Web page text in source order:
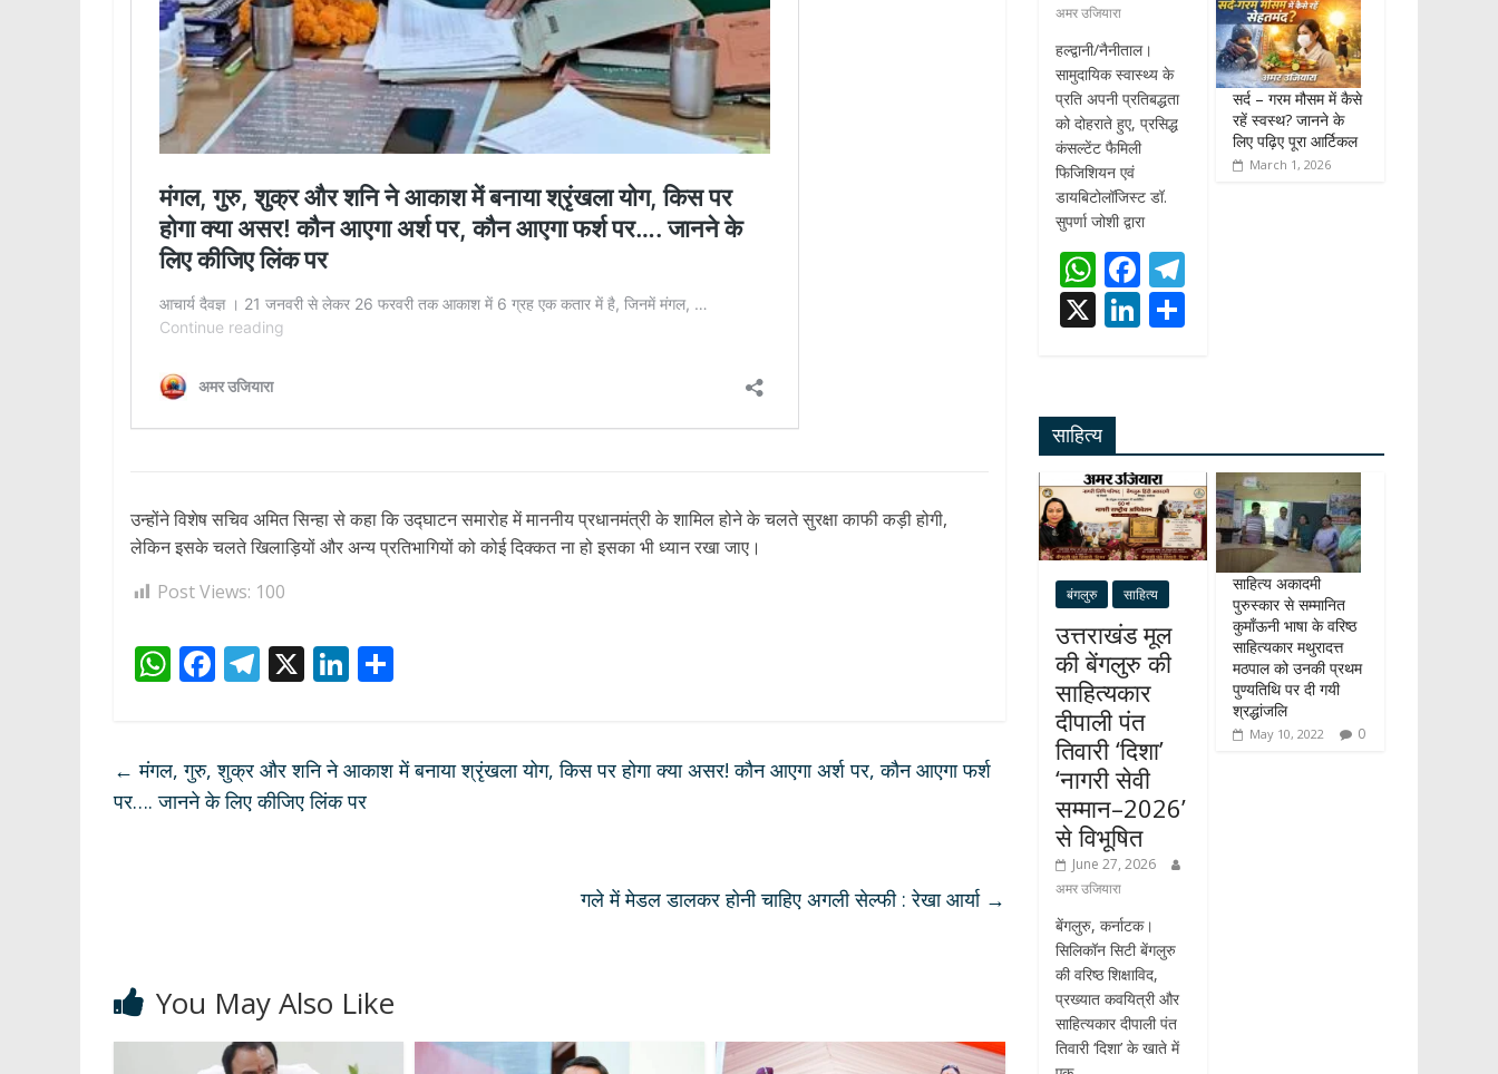
उन्होंने विशेष सचिव अमित सिन्हा से कहा कि उद्घाटन समारोह में माननीय प्रधानमंत्री के शामिल होने के चलते सुरक्षा काफी कड़ी होगी,
लेकिन इसके चलते खिलाड़ियों और अन्य प्रतिभागियों को कोई दिक्कत ना हो इसका भी ध्यान रखा जाए।
Post Views: 100
W
s
A
F
b
o
T
gr
a
X Li
e
dI
e
← मंगल, गुरु, शुक्र और शनि ने आकाश में बनाया श्रृंखला योग, किस पर होगा क्या असर! कौन आएगा अर्श पर, कौन आएगा फर्श
पर…. जानने के लिए कीजिए लिंक पर
गले में मेडल डालकर होनी चाहिए अगली सेल्फी : रेखा आर्या →
You May Also Like
अमर उजियारा
हल्द्वानी/नैनीताल।
सामुदायिक स्वास्थ्य के
प्रति अपनी प्रतिबद्धता
को दोहराते हुए, प्रसिद्ध
कंसल्टेंट फैमिली
फिजिशियन एवं
डायबिटोलॉजिस्ट डॉ.
सुपर्णा जोशी द्वारा
W
h
at
A
p
p
F
ac
e
o
k
m
X Li
dI
n
सर्द – गरम मौसम में कैसे
रहें स्वस्थ? जानने के
लिए पढ़िए पूरा आर्टिकल
March 1, 2026
साहित्य
बंगलुरु साहित्य
उत्तराखंड मूल
की बेंगलुरु की
साहित्यकार
दीपाली पंत
तिवारी ‘दिशा’
‘नागरी सेवी
सम्मान–2026’
से विभूषित
June 27, 2026
अमर उजियारा
बेंगलुरु, कर्नाटक।
सिलिकॉन सिटी बेंगलुरु
की वरिष्ठ शिक्षाविद,
प्रख्यात कवयित्री और
साहित्यकार दीपाली पंत
तिवारी ‘दिशा’ के खाते में
साहित्य अकादमी
पुरुस्कार से सम्मानित
कुमाँऊनी भाषा के वरिष्ठ
साहित्यकार मथुरादत्त
मठपाल को उनकी प्रथम
पुण्यतिथि पर दी गयी
श्रद्धांजलि
May 10, 2022 0